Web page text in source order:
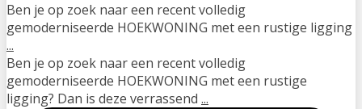
Ben je op zoek naar een recent volledig
gemoderniseerde HOEKWONING met een rustige ligging
...
Ben je op zoek naar een recent volledig
gemoderniseerde HOEKWONING met een rustige
ligging? Dan is deze verrassend ...